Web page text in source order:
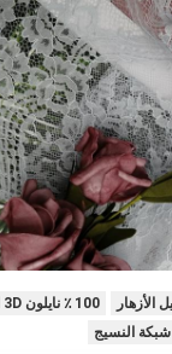
100 ٪ نايلون 3D الأزهار أقمشة الدانتيل